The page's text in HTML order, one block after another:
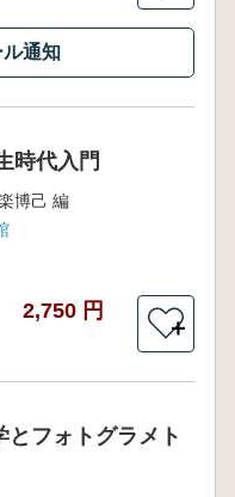
通知
時代入門
博己 編
2,750 円
＋
とフォトグラメト